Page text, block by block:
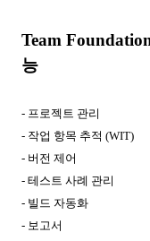
Team
능
- 프로젝트 관리
- 작업 항목 추적 (WIT)
- 버전 제어
- 테스트 사례 관리
- 빌드 자동화
- 보고서